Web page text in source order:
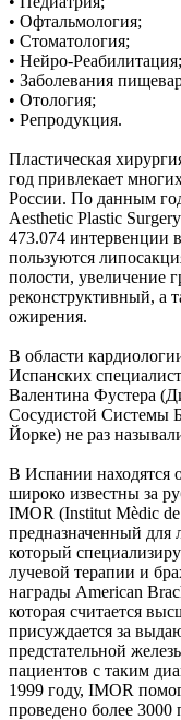
• Офтальмология;
• Стоматология;
• Нейро-Реабилитация;
• Заболевания
• Отология;
• Репродукция.
Пластическая
год привлекает
России. По данным
Aesthetic Plastic
473.074
пользуются
полости, увеличение
реконструктивный, а
ожирения.
В области
Испанских
Валентина Фустера
Сосудистой Системы
Йорке) не раз
В Испании находятся
широко известны за
IMOR (Institut Mèdic
предназначенный для
который
лучевой терапии и
награды American
которая считается
присуждается за
предстательной
пациентов с таким
1999 году, IMOR
проведено более 3000